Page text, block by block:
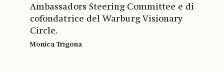
Ambassadors Steering Committee e di
cofondatrice del Warburg Visionary
Circle.
Monica Trigona